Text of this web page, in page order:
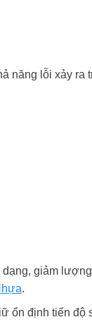
năng lỗi xảy ra
giảm
.
ổn định tiến độ